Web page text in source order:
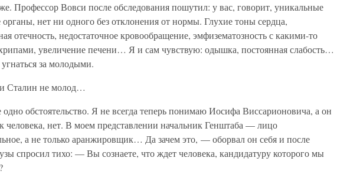
Профессор Вовси после обследования пошутил: у вас, говорит, уникальные
нет ни одного без отклонения от нормы. Глухие тоны сердца,
отечность, недостаточное кровообращение, эмфизематозность с какими-то
увеличение печени… Я и сам чувствую: одышка, постоянная слабость…
за молодыми.
Сталин не молод…
обстоятельство. Я не всегда теперь понимаю Иосифа Виссарионовича, а он
человека, нет. В моем представлении начальник Генштаба — лицо
а не только аранжировщик… Да зачем это, — оборвал он себя и после
спросил тихо: — Вы сознаете, что ждет человека, кандидатуру которого мы